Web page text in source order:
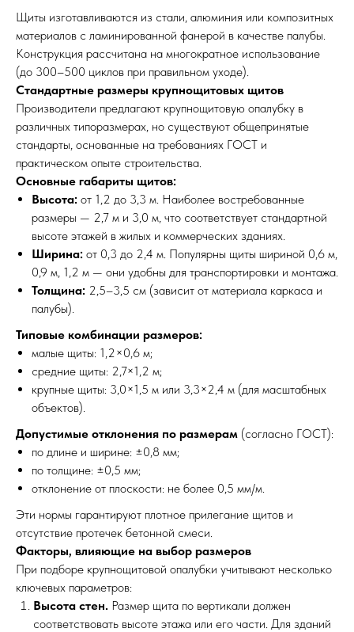
Щиты изготавливаются из стали, алюминия или композитных
материалов с ламинированной фанерой в качестве палубы.
Конструкция рассчитана на многократное использование
(до 300–500 циклов при правильном уходе).
Стандартные размеры крупнощитовых щитов
Производители предлагают крупнощитовую опалубку в
различных типоразмерах, но существуют общепринятые
стандарты, основанные на требованиях ГОСТ и
практическом опыте строительства.
Основные габариты щитов:
Высота: от 1,2 до 3,3 м. Наиболее востребованные
размеры — 2,7 м и 3,0 м, что соответствует стандартной
высоте этажей в жилых и коммерческих зданиях.
Ширина: от 0,3 до 2,4 м. Популярны щиты шириной 0,6 м,
0,9 м, 1,2 м — они удобны для транспортировки и монтажа.
Толщина: 2,5–3,5 см (зависит от материала каркаса и
палубы).
Типовые комбинации размеров:
малые щиты: 1,2×0,6 м;
средние щиты: 2,7×1,2 м;
крупные щиты: 3,0×1,5 м или 3,3×2,4 м (для масштабных
объектов).
Допустимые отклонения по размерам (согласно ГОСТ):
по длине и ширине: ±0,8 мм;
по толщине: ±0,5 мм;
отклонение от плоскости: не более 0,5 мм/м.
Эти нормы гарантируют плотное прилегание щитов и
отсутствие протечек бетонной смеси.
Факторы, влияющие на выбор размеров
При подборе крупнощитовой опалубки учитывают несколько
ключевых параметров:
Высота стен. Размер щита по вертикали должен
соответствовать высоте этажа или его части. Для зданий